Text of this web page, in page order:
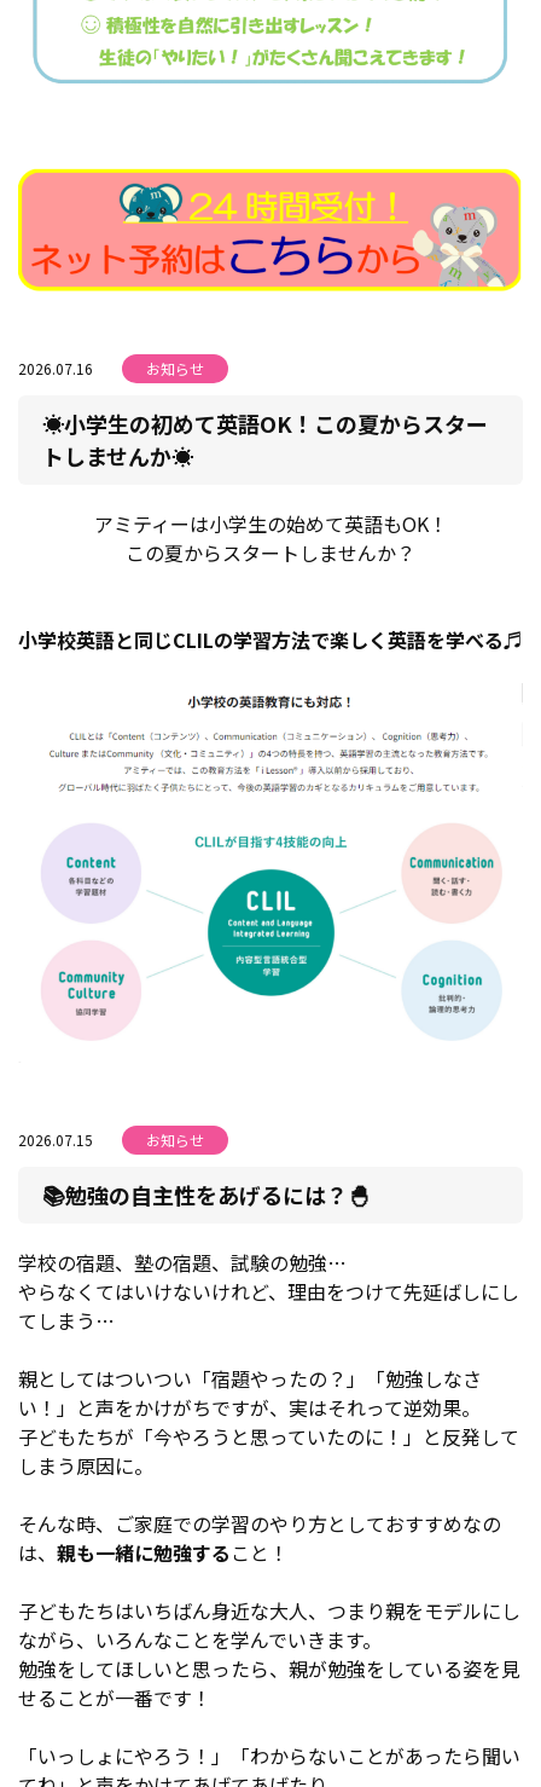
2026.07.16 お知らせ
☀小学生の初めて英語OK！この夏からスター
トしませんか☀
アミティーは小学生の始めて英語もOK！
この夏からスタートしませんか？
小学校英語と同じCLILの学習方法で楽しく英語を学べる♬
2026.07.15 お知らせ
📚勉強の自主性をあげるには？🐣
学校の宿題、塾の宿題、試験の勉強…
やらなくてはいけないけれど、理由をつけて先延ばしにし
てしまう…
親としてはついつい「宿題やったの？」「勉強しなさ
い！」と声をかけがちですが、実はそれって逆効果。
子どもたちが「今やろうと思っていたのに！」と反発して
しまう原因に。
そんな時、ご家庭での学習のやり方としておすすめなの
は、 親も一緒に勉強すること！
子どもたちはいちばん身近な大人、つまり親をモデルにし
ながら、いろんなことを学んでいきます。
勉強をしてほしいと思ったら、親が勉強をしている姿を見
せることが一番です！
「いっしょにやろう！」「わからないことがあったら聞い